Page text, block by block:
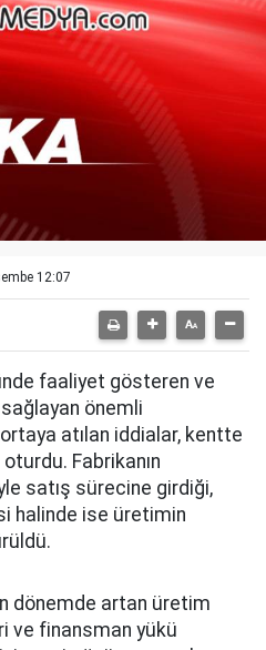
12:07
faaliyet gösteren ve
önemli
atılan iddialar, kentte
Fabrikanın
satış sürecine girdiği,
halinde ise üretimin
dönemde artan üretim
ve finansman yükü